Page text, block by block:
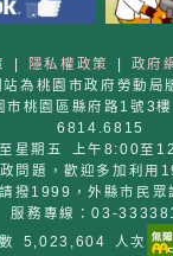
隱私權政策
政府
站為桃園市政府勞動局
桃園區縣府路1號3
6814.6815
至星期五 上午8:00至
問題，歡迎多加利用
撥1999，外縣市民
服務專線：03-
數 5,023,604 人次